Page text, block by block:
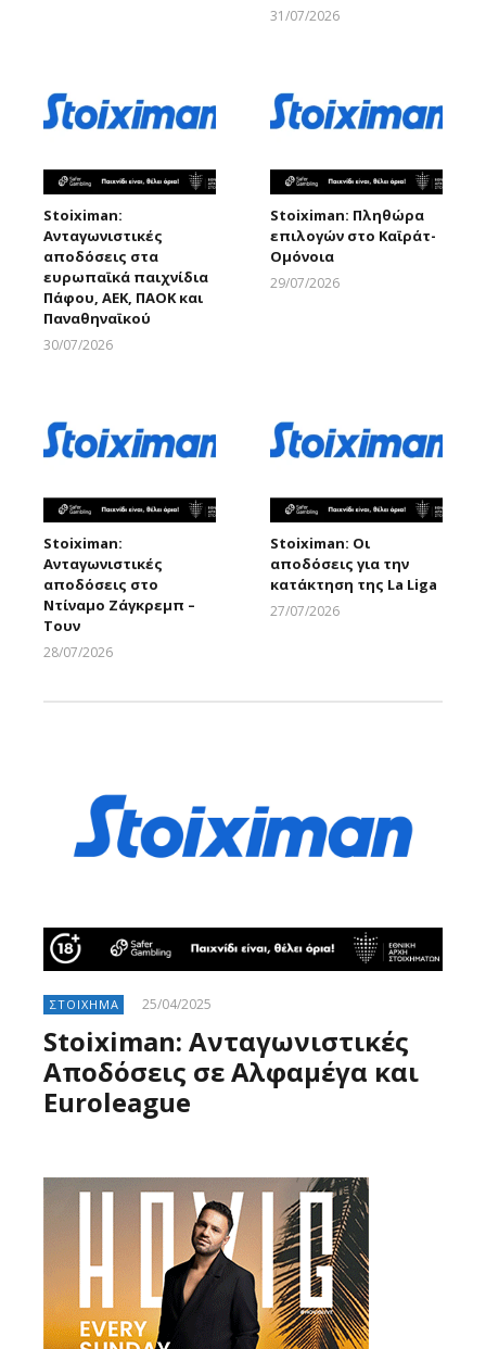
31/07/2026
Stoiximan:
Ανταγωνιστικές
αποδόσεις στα
ευρωπαϊκά παιχνίδια
Πάφου, ΑΕΚ, ΠΑΟΚ και
Παναθηναϊκού
30/07/2026
Stoiximan: Πληθώρα
επιλογών στο Καϊράτ-
Ομόνοια
29/07/2026
Stoiximan:
Ανταγωνιστικές
αποδόσεις στο
Ντίναμο Ζάγκρεμπ –
Τουν
28/07/2026
Stoiximan: Οι
αποδόσεις για την
κατάκτηση της La Liga
27/07/2026
ΣΤΟΙΧΗΜΑ 25/04/2025
Stoiximan: Ανταγωνιστικές
Αποδόσεις σε Αλφαμέγα και
Euroleague